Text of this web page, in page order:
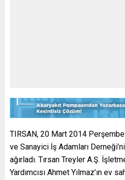
TIRSAN, 20 Mart 2014
ve Sanayici İş Adamları
ağırladı. Tırsan Treyler A.Ş.
Yardımcısı Ahmet Yılmaz’ın ev